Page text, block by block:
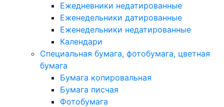
Ежедневники недатированные
Еженедельники датированные
Еженедельники недатированные
Календари
Специальная бумага, фотобумага, цветная
бумага
Бумага копировальная
Бумага писчая
Фотобумага